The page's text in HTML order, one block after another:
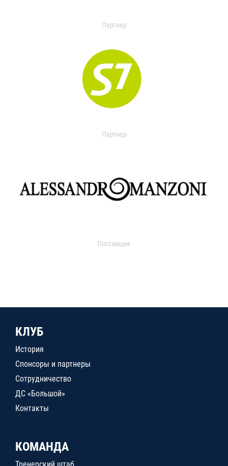
Партнер
Партнер
Поставщик
КЛУБ
История
Спонсоры и партнеры
Сотрудничество
ДС «Большой»
Контакты
КОМАНДА